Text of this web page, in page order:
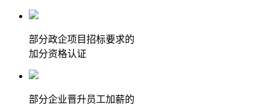
部分政企项目招标要求的
加分资格认证
部分企业晋升员工加薪的